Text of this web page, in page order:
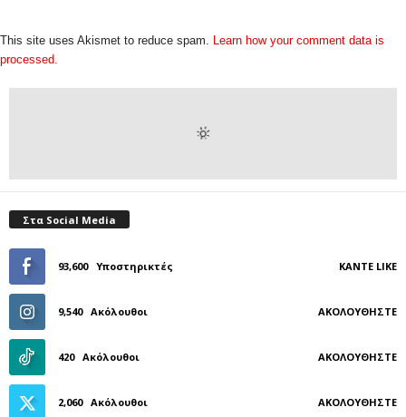
This site uses Akismet to reduce spam. Learn how your comment data is
processed.
Στα Social Media
93,600 Υποστηρικτές ΚΆΝΤΕ LIKE
9,540 Ακόλουθοι ΑΚΟΛΟΥΘΉΣΤΕ
420 Ακόλουθοι ΑΚΟΛΟΥΘΉΣΤΕ
2,060 Ακόλουθοι ΑΚΟΛΟΥΘΉΣΤΕ